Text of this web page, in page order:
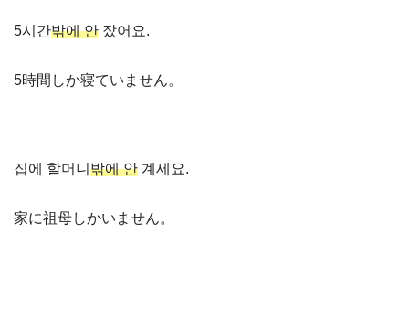
5시간밖에 안 잤어요.
5時間しか寝ていません。
집에 할머니 밖에 안 계세요.
家に祖母しかいません。